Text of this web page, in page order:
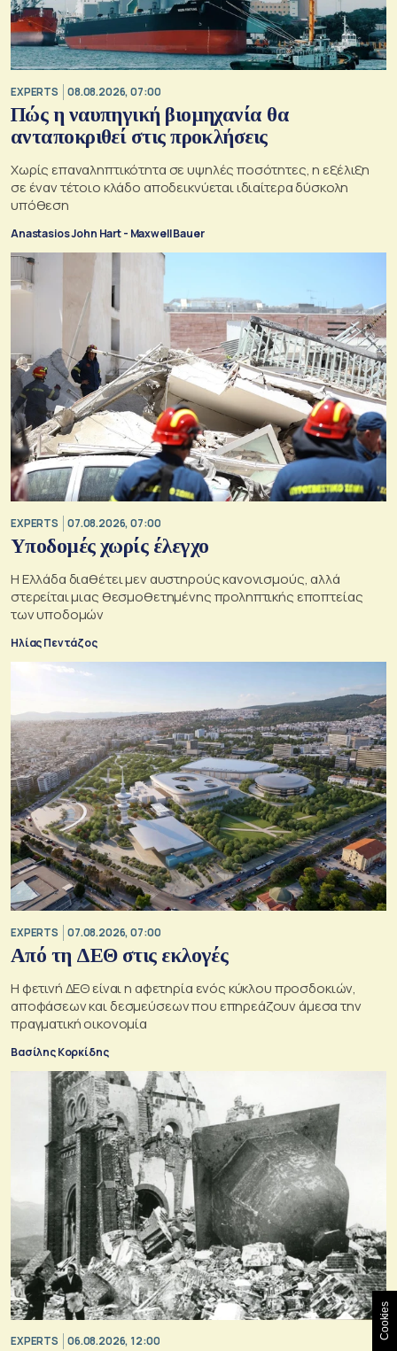
EXPERTS 08.08.2026, 07:00
Πώς η ναυπηγική βιομηχανία θα
ανταποκριθεί στις προκλήσεις
Χωρίς επαναληπτικότητα σε υψηλές ποσότητες, η εξέλιξη
σε έναν τέτοιο κλάδο αποδεικνύεται ιδιαίτερα δύσκολη
υπόθεση
Anastasios John Hart - Maxwell Bauer
EXPERTS 07.08.2026, 07:00
Υποδομές χωρίς έλεγχο
Η Ελλάδα διαθέτει μεν αυστηρούς κανονισμούς, αλλά
στερείται μιας θεσμοθετημένης προληπτικής εποπτείας
των υποδομών
Ηλίας Πεντάζος
EXPERTS 07.08.2026, 07:00
Από τη ΔΕΘ στις εκλογές
Η φετινή ΔΕΘ είναι η αφετηρία ενός κύκλου προσδοκιών,
αποφάσεων και δεσμεύσεων που επηρεάζουν άμεσα την
πραγματική οικονομία
Βασίλης Κορκίδης
EXPERTS 06.08.2026, 12:00
Cookies